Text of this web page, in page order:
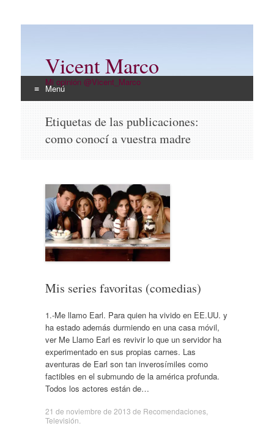
Vicent Marco
Mi opinión @Vicent_Marco
Menú
contenido
Etiquetas de las publicaciones:
como conocí a vuestra madre
Mis series favoritas (comedias)
1.-Me llamo Earl. Para quien ha vivido en EE.UU. y
ha estado además durmiendo en una casa móvil,
ver Me Llamo Earl es revivir lo que un servidor ha
experimentado en sus propias carnes. Las
aventuras de Earl son tan inverosímiles como
factibles en el submundo de la américa profunda.
Todos los actores están de…
21 de noviembre de 2013 de Recomendaciones,
Televisión